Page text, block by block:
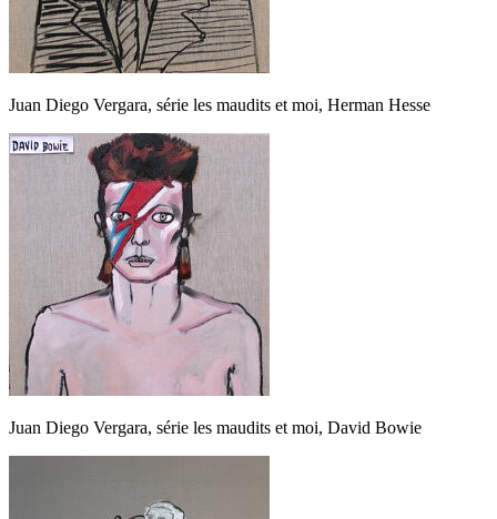
Juan Diego Vergara, série les maudits et moi, Herman Hesse
Juan Diego Vergara, série les maudits et moi, David Bowie